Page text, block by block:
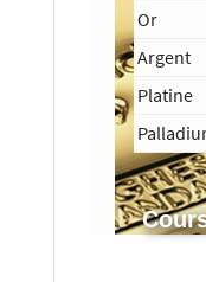
Or
Argent
Platine